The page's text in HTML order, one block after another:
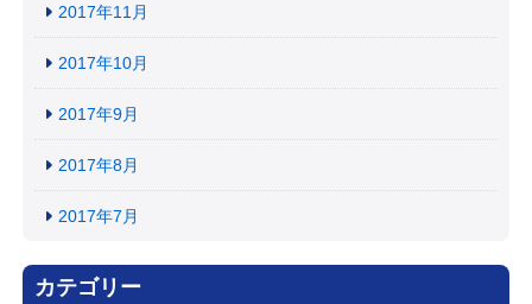
2017年11月
2017年10月
2017年9月
2017年8月
2017年7月
カテゴリー